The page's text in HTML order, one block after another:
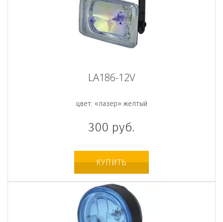
LA186-12V
цвет: «лазер» желтый
300 руб.
КУПИТЬ